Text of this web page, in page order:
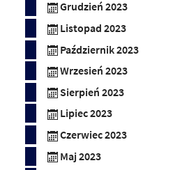
Grudzień 2023
Listopad 2023
Październik 2023
Wrzesień 2023
Sierpień 2023
Lipiec 2023
Czerwiec 2023
Maj 2023